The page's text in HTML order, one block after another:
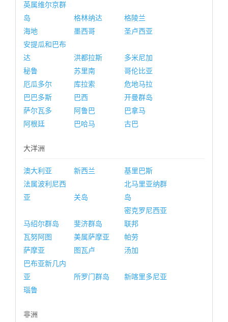
英属维尔京群
岛
格林纳达
格陵兰
海地
墨西哥
圣卢西亚
安提瓜和巴布
达
洪都拉斯
多米尼加
秘鲁
苏里南
哥伦比亚
厄瓜多尔
库拉索
危地马拉
巴巴多斯
巴西
开曼群岛
萨尔瓦多
阿鲁巴
巴拿马
阿根廷
巴哈马 古巴
大洋洲
澳大利亚 新西兰
基里巴斯
法属波利尼西
亚
关岛
北马里亚纳群
岛
马绍尔群岛 斐济群岛
密克罗尼西亚
联邦
瓦努阿图
美属萨摩亚
帕劳
萨摩亚
图瓦卢
汤加
巴布亚新几内
亚
所罗门群岛
新喀里多尼亚
瑙鲁
非洲